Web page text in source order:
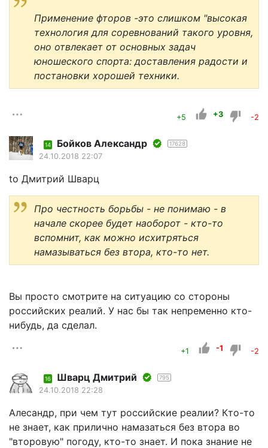
Применение фторов -это слишком "высокая
технология для соревнований такого уровня,
оно отвлекает от основных задач
юношеского спорта: доставления радости и
постановки хорошей техники.
+5 +3 -2
14 Бойков Александр 17628
24.10.2018 22:07
to Дмитрий Шварц
Про честность борьбы - не понимаю - в
начале скорее будет наоборот - кто-то
вспомнит, как можно исхитряться
намазываться без втора, кто-то нет.
Вы просто смотрите на ситуацию со стороны
российских реалий. У нас бы так непременно кто-
нибудь, да сделал.
+1 -1 -2
16 Шварц Дмитрий 795
24.10.2018 22:28
Алесандр, при чем тут российские реалии? Кто-то
не знает, как прилично намазаться без втора во
"второвую" погоду, кто-то знает. И пока знание не